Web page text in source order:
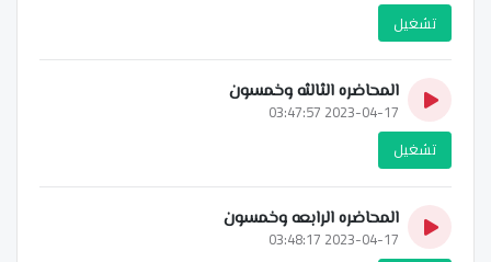
تشغيل
المحاضره الثالثه وخمسون
2023-04-17 03:47:57
تشغيل
المحاضره الرابعه وخمسون
2023-04-17 03:48:17